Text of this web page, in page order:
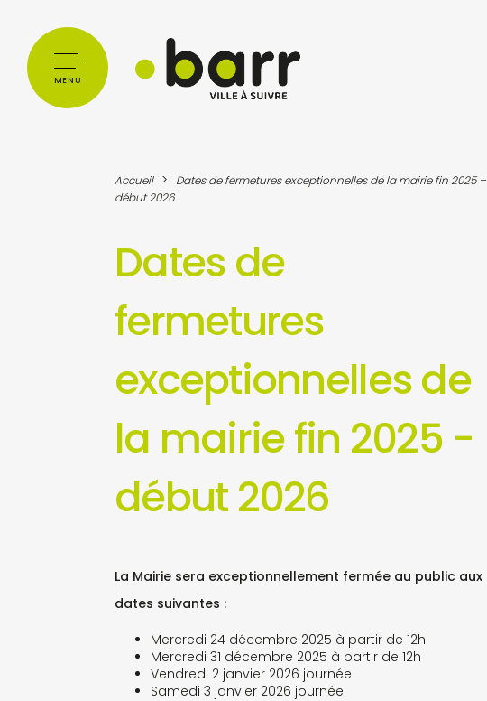
MENU
Accueil >
Dates de fermetures exceptionnelles de la mairie fin 2025 –
début 2026
Dates de
fermetures
exceptionnelles de
la mairie fin 2025 -
début 2026
La Mairie sera exceptionnellement fermée au public aux
dates suivantes :
Mercredi 24 décembre 2025 à partir de 12h
Mercredi 31 décembre 2025 à partir de 12h
Vendredi 2 janvier 2026 journée
Samedi 3 janvier 2026 journée